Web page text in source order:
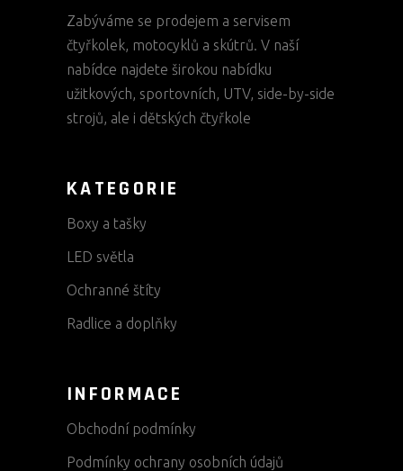
Zabýváme se prodejem a servisem
čtyřkolek, motocyklů a skútrů. V naší
nabídce najdete širokou nabídku
užitkových, sportovních, UTV, side-by-side
strojů, ale i dětských čtyřkole
KATEGORIE
Boxy a tašky
LED světla
Ochranné štíty
Radlice a doplňky
INFORMACE
Obchodní podmínky
Podmínky ochrany osobních údajů